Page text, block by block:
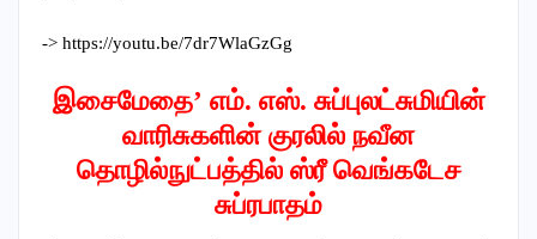
-> https://youtu.be/7dr7WlaGzGg
இசைமேதை’ எம். எஸ். சுப்புலட்சுமியின்
வாரிசுகளின் குரலில் நவீன
தொழில்நுட்பத்தில் ஸ்ரீ வெங்கடேச
சுப்ரபாதம்